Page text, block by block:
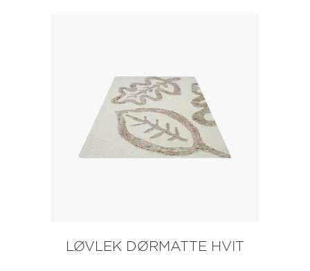
LØVLEK DØRMATTE HVIT